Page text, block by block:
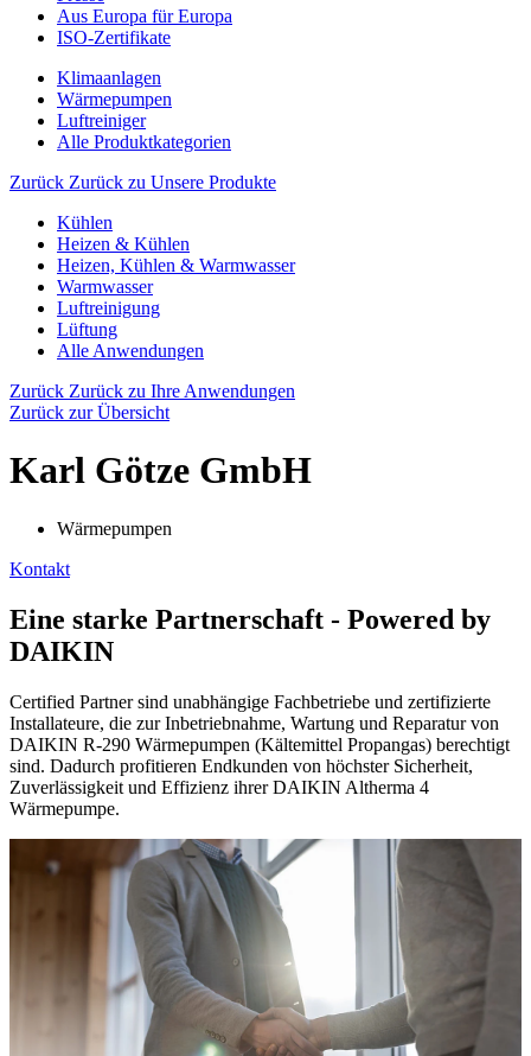
Aus Europa für Europa
ISO-Zertifikate
Klimaanlagen
Wärmepumpen
Luftreiniger
Alle Produktkategorien
Zurück Zurück zu Unsere Produkte
Kühlen
Heizen & Kühlen
Heizen, Kühlen & Warmwasser
Warmwasser
Luftreinigung
Lüftung
Alle Anwendungen
Zurück Zurück zu Ihre Anwendungen
Zurück zur Übersicht
Karl Götze GmbH
Wärmepumpen
Kontakt
Eine starke Partnerschaft - Powered by
DAIKIN
Certified Partner sind unabhängige Fachbetriebe und zertifizierte
Installateure, die zur Inbetriebnahme, Wartung und Reparatur von
DAIKIN R-290 Wärmepumpen (Kältemittel Propangas) berechtigt
sind. Dadurch profitieren Endkunden von höchster Sicherheit,
Zuverlässigkeit und Effizienz ihrer DAIKIN Altherma 4
Wärmepumpe.